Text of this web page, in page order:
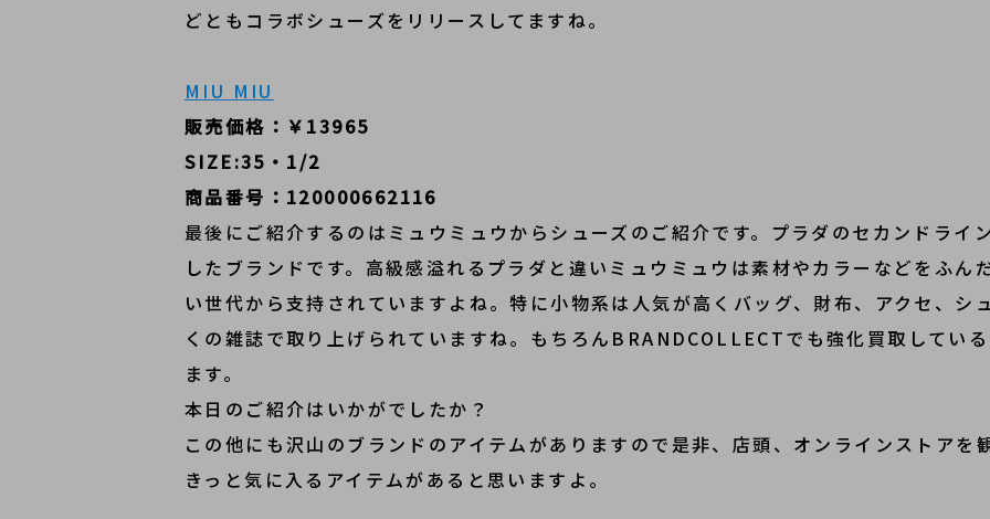
どともコラボシューズをリリースしてますね。
MIU MIU
販売価格：￥13965
SIZE:35・1/2
商品番号：120000662116
最後にご紹介するのはミュウミュウからシューズのご紹介です。プラダのセカンドラ
したブランドです。高級感溢れるプラダと違いミュウミュウは素材やカラーなどをふん
い世代から支持されていますよね。特に小物系は人気が高くバッグ、財布、アクセ、シ
くの雑誌で取り上げられていますね。もちろんBRANDCOLLECTでも強化買取してい
ます。
本日のご紹介はいかがでしたか？
この他にも沢山のブランドのアイテムがありますので是非、店頭、オンラインストアを
きっと気に入るアイテムがあると思いますよ。